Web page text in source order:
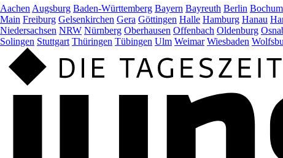
Aachen Augsburg Baden-Württemberg Bayern Bayreuth Berlin Bochum
Main Freiburg Gelsenkirchen Gera Göttingen Halle Hamburg Hanau
Niedersachsen NRW Nürnberg Oberhausen Offenbach Oldenburg
Solingen Stuttgart Thüringen Tübingen Ulm Weimar Wiesbaden